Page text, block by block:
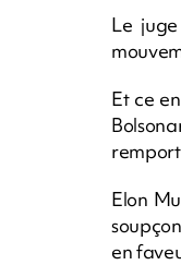
Le
Et ce
Elon
en